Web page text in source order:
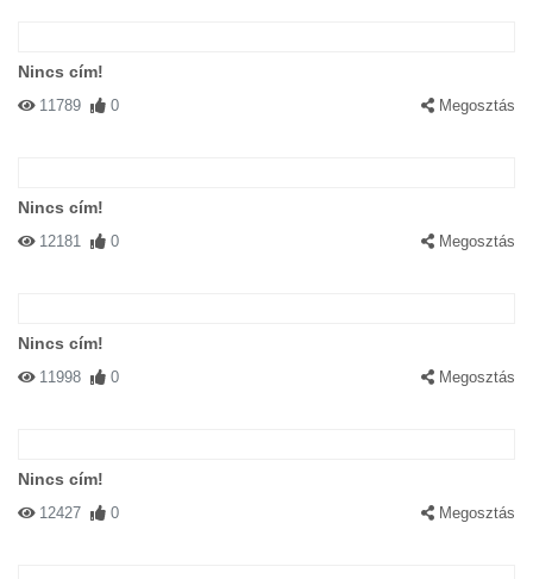
Nincs cím!
11789 0 Megosztás
Nincs cím!
12181 0 Megosztás
Nincs cím!
11998 0 Megosztás
Nincs cím!
12427 0 Megosztás